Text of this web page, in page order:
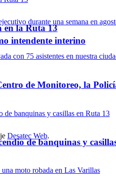
en la Ruta 13
de Monitoreo, la
de banquinas y
intendente interino
Desatec Web.